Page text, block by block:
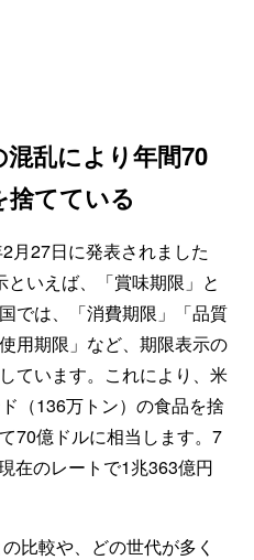
乱により年間70
捨てている
月27日に発表されました
といえば、「賞味期限」と
では、「消費期限」「品質
用期限」など、期限表示の
ています。これにより、米
（136万トン）の食品を捨
70億ドルに相当します。7
在のレートで1兆363億円
比較や、どの世代が多く